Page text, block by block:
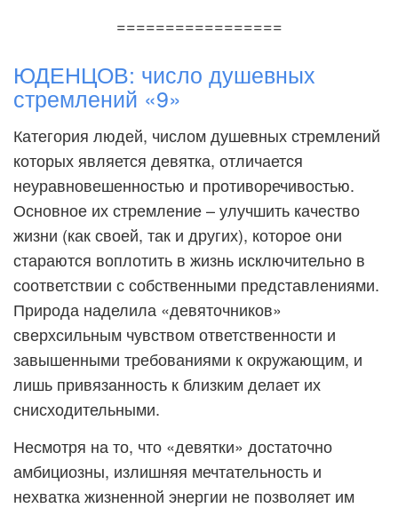
=================
ЮДЕНЦОВ: число душевных
стремлений «9»
Категория людей, числом душевных стремлений
которых является девятка, отличается
неуравновешенностью и противоречивостью.
Основное их стремление – улучшить качество
жизни (как своей, так и других), которое они
стараются воплотить в жизнь исключительно в
соответствии с собственными представлениями.
Природа наделила «девяточников»
сверхсильным чувством ответственности и
завышенными требованиями к окружающим, и
лишь привязанность к близким делает их
снисходительными.
Несмотря на то, что «девятки» достаточно
амбициозны, излишняя мечтательность и
нехватка жизненной энергии не позволяет им